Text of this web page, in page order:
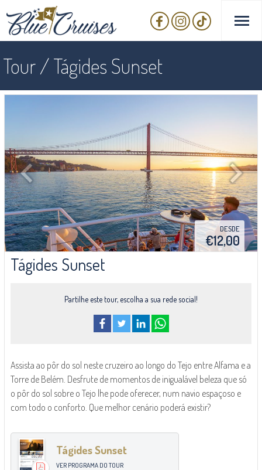
Tour / Tágides Sunset
Anterior
DESDE
€12,00
Tágides Sunset
Partilhe este tour, escolha a sua rede social!
Assista ao pôr do sol neste cruzeiro ao longo do Tejo entre Alfama e a
Torre de Belém. Desfrute de momentos de inigualável beleza que só
o pôr do sol sobre o Tejo lhe pode oferecer, num navio espaçoso e
com todo o conforto. Que melhor cenário poderá existir?
Tágides Sunset
VER PROGRAMA DO TOUR